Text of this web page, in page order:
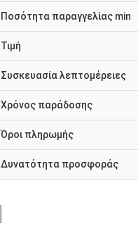
Ποσότητα παραγγελίας min
Τιμή
Συσκευασία λεπτομέρειες
Χρόνος παράδοσης
Όροι πληρωμής
Δυνατότητα προσφοράς